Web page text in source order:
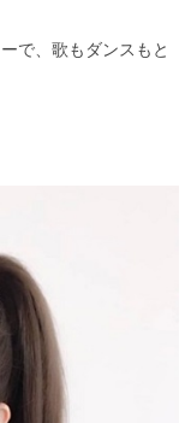
で、歌もダンスもと